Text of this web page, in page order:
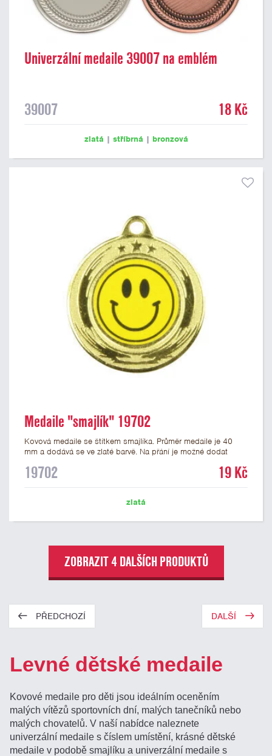
Univerzální medaile 39007 na emblém
39007 18 Kč
zlatá | stříbrná | bronzová
Medaile "smajlík" 19702
Kovová medaile se štítkem smajlíka. Průměr medaile je 40
mm a dodává se ve zlaté barvě. Na přání je možné dodat
nalepit štítek s potiskem nebo gravírováním vlastního textu
19702 19 Kč
zlatá
ZOBRAZIT 4 DALŠÍCH PRODUKTŮ
PŘEDCHOZÍ DALŠÍ
Levné dětské medaile
Kovové medaile pro děti jsou ideálním oceněním
malých vítězů sportovních dní, malých tanečníků nebo
malých chovatelů. V naší nabídce naleznete
univerzální medaile s číslem umístění, krásné dětské
medaile v podobě smajlíku a univerzální medaile s